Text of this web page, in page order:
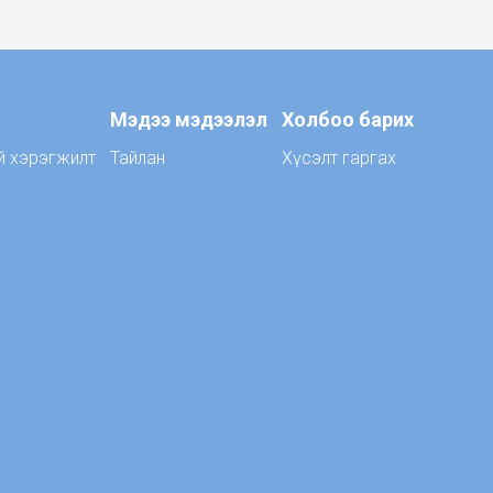
хэрэгжилт
Мэдээ мэдээлэл
Тайлан
Холбоо барих
Хүсэлт гаргах